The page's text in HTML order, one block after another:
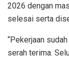
2026 dengan
selesai serta
“Pekerjaan
serah terima.